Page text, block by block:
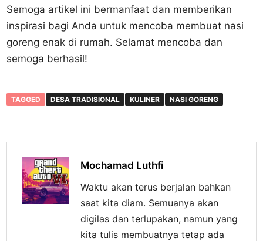
Semoga artikel ini bermanfaat dan memberikan
inspirasi bagi Anda untuk mencoba membuat nasi
goreng enak di rumah. Selamat mencoba dan
semoga berhasil!
TAGGED DESA TRADISIONAL KULINER NASI GORENG
Mochamad Luthfi
Waktu akan terus berjalan bahkan
saat kita diam. Semuanya akan
digilas dan terlupakan, namun yang
kita tulis membuatnya tetap ada